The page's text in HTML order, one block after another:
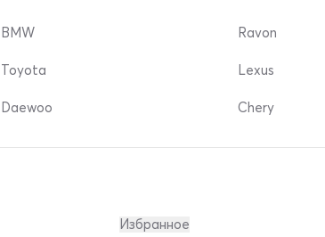
BMW
Toyota
Daewoo
Ravon
Lexus
Chery
Избранное